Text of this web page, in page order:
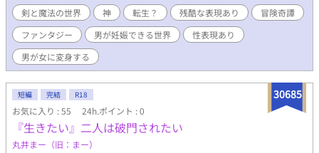
剣と魔法の世界 神 転生？ 残酷な表現あり
冒険奇譚
ファンタジー
男が妊娠できる世界
性表現あり
男が女に変身する
30685
短編 完結 R18
お気に入り : 55 24h.ポイント : 0
『生きたい』二人は破門されたい
丸井まー（旧：まー）